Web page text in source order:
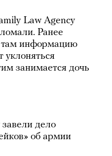
Law Agency
Ранее
там информацию
уклоняться
занимается дочь
дело
об армии